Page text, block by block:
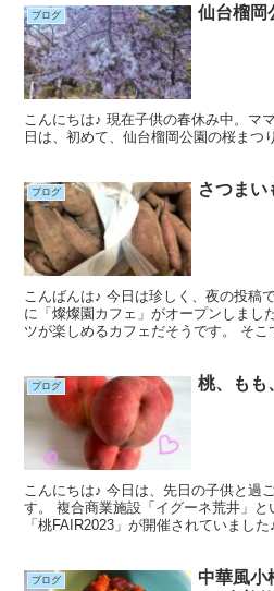
ブログ 仙台榴岡
こんにちは♪ 現在子供の春休み中。マ
日は、初めて、仙台榴岡公園の桜まつ
ブログ さつまい
こんばんは♪ 今日は珍しく、夜の投稿
に「燦燦園カフェ」がオープンしまし
ツが楽しめるカフェだそうです。 そこ
ブログ 桃、も
こんにちは♪ 今日は、先日の子供と過
す。 複合商業施設「イグーネ荒井」
「桃FAIR2023」が開催されていました
ブログ
中華風小